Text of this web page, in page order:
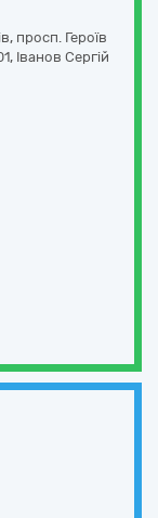
просп. Героїв
, Іванов Сергій